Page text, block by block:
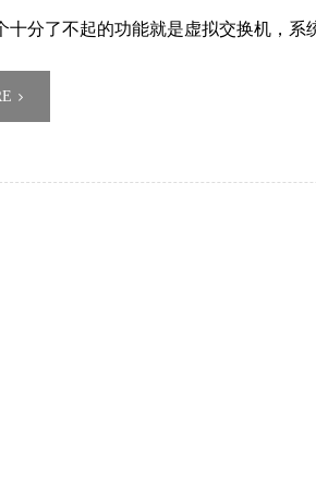
十分了不起的功能就是虚拟交换机，系